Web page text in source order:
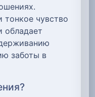
чувство
обладает
заботы в